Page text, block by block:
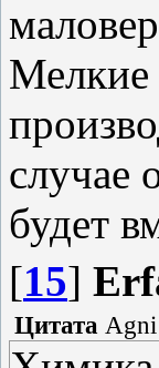
Мелкие
случае
будет
[15]
Цитата Agni